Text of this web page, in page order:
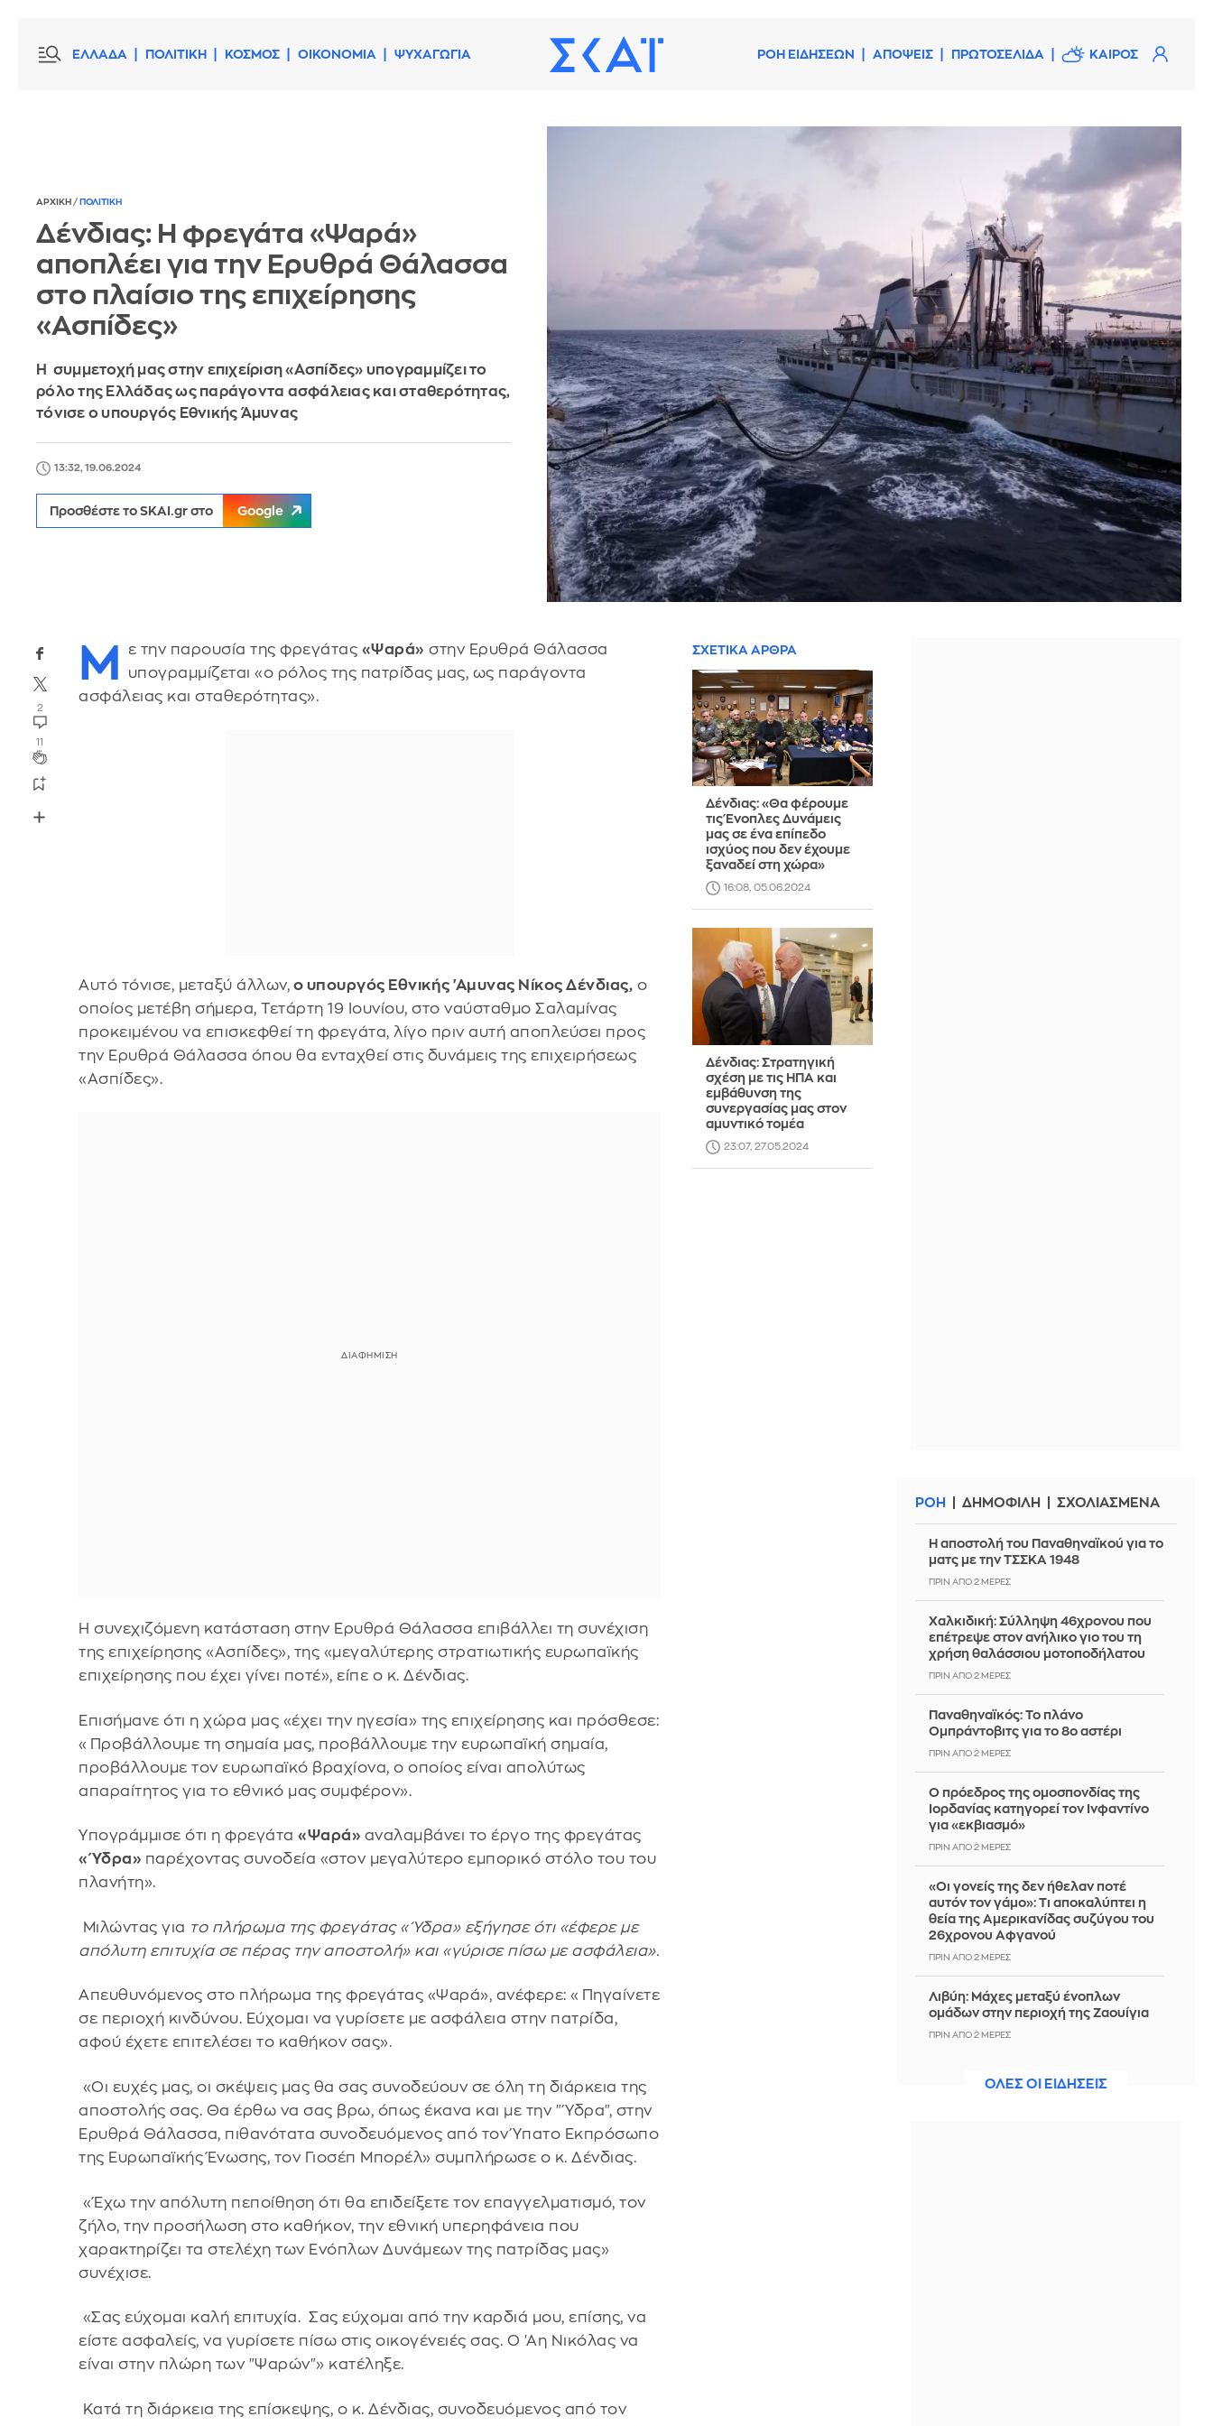
ΕΛΛΑΔΑ ΠΟΛΙΤΙΚΗ ΚΟΣΜΟΣ ΟΙΚΟΝΟΜΙΑ ΨΥΧΑΓΩΓΙΑ ΡΟΗ ΕΙΔΗΣΕΩΝ ΑΠΟΨΕΙΣ ΠΡΩΤΟΣΕΛΙΔΑ ΚΑΙΡΟΣ
ΑΡΧΙΚΗ / ΠΟΛΙΤΙΚΗ
Δένδιας: Η φρεγάτα «Ψαρά»
αποπλέει για την Ερυθρά Θάλασσα
στο πλαίσιο της επιχείρησης
«Ασπίδες»
Η συμμετοχή μας στην επιχείριση «Ασπίδες» υπογραμμίζει το
ρόλο της Ελλάδας ως παράγοντα ασφάλειας και σταθερότητας,
τόνισε ο υπουργός Εθνικής Άμυνας
13:32, 19.06.2024
Προσθέστε το SKAI.gr στο Google
2
11
Μ ε την παρουσία της φρεγάτας «Ψαρά» στην Ερυθρά Θάλασσα
υπογραμμίζεται «ο ρόλος της πατρίδας μας, ως παράγοντα
ασφάλειας και σταθερότητας».
Αυτό τόνισε, μεταξύ άλλων, ο υπουργός Εθνικής 'Αμυνας Νίκος Δένδιας, ο
οποίος μετέβη σήμερα, Τετάρτη 19 Ιουνίου, στο ναύσταθμο Σαλαμίνας
προκειμένου να επισκεφθεί τη φρεγάτα, λίγο πριν αυτή αποπλεύσει προς
την Ερυθρά Θάλασσα όπου θα ενταχθεί στις δυνάμεις της επιχειρήσεως
«Ασπίδες».
Η συνεχιζόμενη κατάσταση στην Ερυθρά Θάλασσα επιβάλλει τη συνέχιση
της επιχείρησης «Ασπίδες», της «μεγαλύτερης στρατιωτικής ευρωπαϊκής
επιχείρησης που έχει γίνει ποτέ», είπε ο κ. Δένδιας.
Επισήμανε ότι η χώρα μας «έχει την ηγεσία» της επιχείρησης και πρόσθεσε:
«Προβάλλουμε τη σημαία μας, προβάλλουμε την ευρωπαϊκή σημαία,
προβάλλουμε τον ευρωπαϊκό βραχίονα, ο οποίος είναι απολύτως
απαραίτητος για το εθνικό μας συμφέρον».
Υπογράμμισε ότι η φρεγάτα«Ψαρά» αναλαμβάνει το έργο της φρεγάτας
«Ύδρα» παρέχοντας συνοδεία «στον μεγαλύτερο εμπορικό στόλο του του
πλανήτη».
Μιλώντας για το πλήρωμα της φρεγάτας «Ύδρα» εξήγησε ότι «έφερε με
απόλυτη επιτυχία σε πέρας την αποστολή» και «γύρισε πίσω με ασφάλεια».
Απευθυνόμενος στο πλήρωμα της φρεγάτας «Ψαρά», ανέφερε: «Πηγαίνετε
σε περιοχή κινδύνου. Εύχομαι να γυρίσετε με ασφάλεια στην πατρίδα,
αφού έχετε επιτελέσει το καθήκον σας».
«Οι ευχές μας, οι σκέψεις μας θα σας συνοδεύουν σε όλη τη διάρκεια της
αποστολής σας. Θα έρθω να σας βρω, όπως έκανα και με την "Ύδρα", στην
Ερυθρά Θάλασσα, πιθανότατα συνοδευόμενος από τον Ύπατο Εκπρόσωπο
της Ευρωπαϊκής Ένωσης, τον Γιοσέπ Μπορέλ» συμπλήρωσε ο κ. Δένδιας.
«Έχω την απόλυτη πεποίθηση ότι θα επιδείξετε τον επαγγελματισμό, τον
ζήλο, την προσήλωση στο καθήκον, την εθνική υπερηφάνεια που
χαρακτηρίζει τα στελέχη των Ενόπλων Δυνάμεων της πατρίδας μας»
συνέχισε.
«Σας εύχομαι καλή επιτυχία. Σας εύχομαι από την καρδιά μου, επίσης, να
είστε ασφαλείς, να γυρίσετε πίσω στις οικογένειές σας. Ο 'Αη Νικόλας να
είναι στην πλώρη των "Ψαρών"» κατέληξε.
Κατά τη διάρκεια της επίσκεψης, ο κ. Δένδιας, συνοδευόμενος από τον
ΣΧΕΤΙΚΑ ΑΡΘΡΑ
Δένδιας: «Θα φέρουμε
τις Ένοπλες Δυνάμεις
μας σε ένα επίπεδο
ισχύος που δεν έχουμε
ξαναδεί στη χώρα»
16:08, 05.06.2024
Δένδιας: Στρατηγική
σχέση με τις ΗΠΑ και
εμβάθυνση της
συνεργασίας μας στον
αμυντικό τομέα
23:07, 27.05.2024
ΡΟΗ ΔΗΜΟΦΙΛΗ ΣΧΟΛΙΑΣΜΕΝΑ
Η αποστολή του Παναθηναϊκού για το
ματς με την ΤΣΣΚΑ 1948
ΠΡΙΝ ΑΠΌ 2 ΜΈΡΕΣ
Χαλκιδική: Σύλληψη 46χρονου που
επέτρεψε στον ανήλικο γιο του τη
χρήση θαλάσσιου μοτοποδήλατου
ΠΡΙΝ ΑΠΌ 2 ΜΈΡΕΣ
Παναθηναϊκός: Το πλάνο
Ομπράντοβιτς για το 8ο αστέρι
ΠΡΙΝ ΑΠΌ 2 ΜΈΡΕΣ
Ο πρόεδρος της ομοσπονδίας της
Ιορδανίας κατηγορεί τον Ινφαντίνο
για «εκβιασμό»
ΠΡΙΝ ΑΠΌ 2 ΜΈΡΕΣ
«Οι γονείς της δεν ήθελαν ποτέ
αυτόν τον γάμο»: Τι αποκαλύπτει η
θεία της Αμερικανίδας συζύγου του
26χρονου Αφγανού
ΠΡΙΝ ΑΠΌ 2 ΜΈΡΕΣ
Λιβύη: Μάχες μεταξύ ένοπλων
ομάδων στην περιοχή της Ζαουίγια
ΠΡΙΝ ΑΠΌ 2 ΜΈΡΕΣ
σκοτώθηκαν προσπαθώντας να
ΟΛΕΣ ΟΙ ΕΙΔΗΣΕΙΣ